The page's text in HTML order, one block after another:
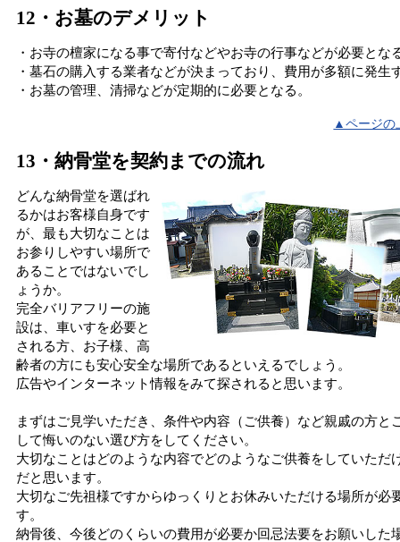
12・お墓のデメリット
・お寺の檀家になる事で寄付などやお寺の行事などが必要とな
・墓石の購入する業者などが決まっており、費用が多額に発生
・お墓の管理、清掃などが定期的に必要となる。
▲ページの
13・納骨堂を契約までの流れ
どんな納骨堂を選ばれ
るかはお客様自身です
が、最も大切なことは
お参りしやすい場所で
あることではないでし
ょうか。
完全バリアフリーの施
設は、車いすを必要と
される方、お子様、高
齢者の方にも安心安全な場所であるといえるでしょう。
広告やインターネット情報をみて探されると思います。
まずはご見学いただき、条件や内容（ご供養）など親戚の方と
して悔いのない選び方をしてください。
大切なことはどのような内容でどのようなご供養をしていただ
だと思います。
大切なご先祖様ですからゆっくりとお休みいただける場所が必
す。
納骨後、今後どのくらいの費用が必要か回忌法要をお願いした